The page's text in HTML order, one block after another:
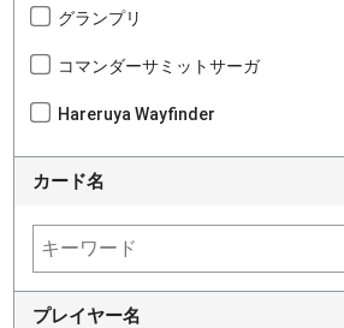
グランプリ
コマンダーサミットサーガ
Hareruya Wayfinder
カード名
プレイヤー名